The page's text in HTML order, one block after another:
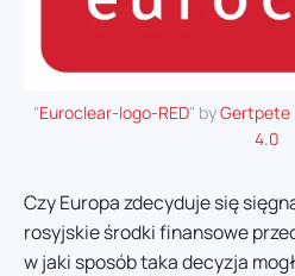
"Euroclear-logo-RED" byGertpete
4.0
Czy Europa zdecyduje się
rosyjskie środki finansowe
w jaki sposób taka decyzja